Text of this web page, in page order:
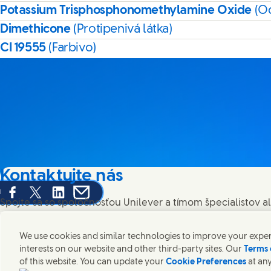
Potassium Trisphosphonomethylamine Oxide
Dimethicone (Protipenivá látka)
CI 19555 (Farbivo)
Share this page on Facebook
Share this page on X
Share this page on Linked In
Share this page on E-mail
Kontaktujte nás
Spojte sa so spoločnosťou Unilever a tímom špecialistov
Kontaktujte nás
We use cookies and similar technologies to improve your
interests on our website and other third-party sites. Our Terms
of this website. You can update your Cookie Preferences at